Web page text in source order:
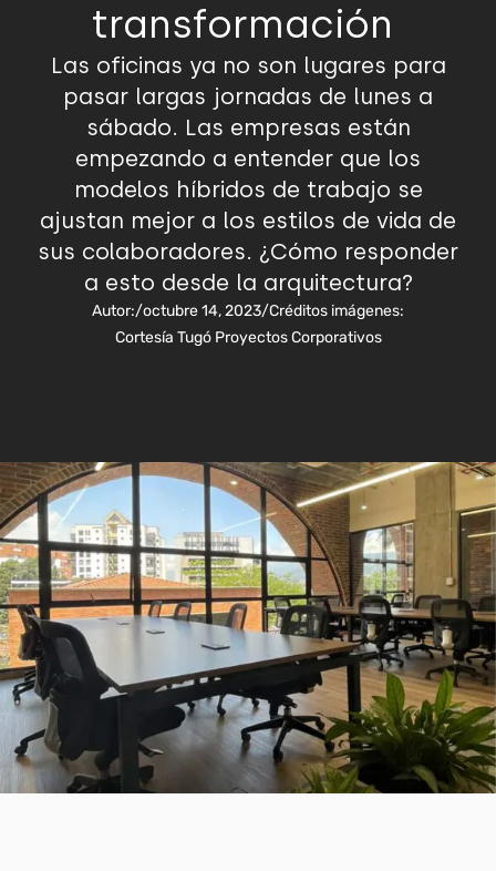
transformación
Las oficinas ya no son lugares para
pasar largas jornadas de lunes a
sábado. Las empresas están
empezando a entender que los
modelos híbridos de trabajo se
ajustan mejor a los estilos de vida de
sus colaboradores. ¿Cómo responder
a esto desde la arquitectura?
Autor:/octubre 14, 2023/Créditos imágenes:
Cortesía Tugó Proyectos Corporativos